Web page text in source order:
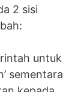
2 sisi
untuk
sementara